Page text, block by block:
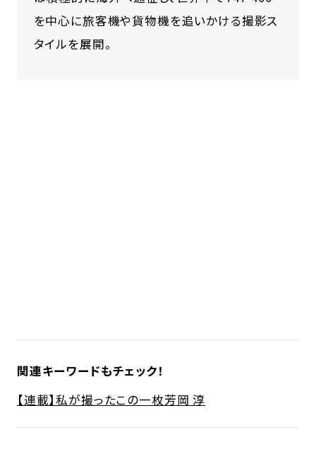
を中心に旅客機や貨物機を追いかける撮影ス
タイルを展開。
関連キーワードもチェック！
【連載】私が撮ったこの一枚芳岡 淳